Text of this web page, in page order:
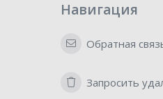
Навигация
Обратная
Запросить